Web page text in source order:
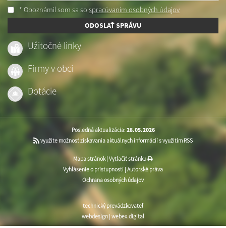
* Oboznámil som sa so spracúvaním osobných údajov
ODOSLAŤ SPRÁVU
Užitočné linky
Firmy v obci
Dotácie
Posledná aktualizácia: 28.05.2026
využite možnosť získavania aktuálnych informácií s využitím RSS
Mapa stránok| Vytlačiť stránku
Vyhlásenie o prístupnosti Autorské práva
Ochrana osobných údajov
technický prevádzkovateľ
webdesign webex.digital